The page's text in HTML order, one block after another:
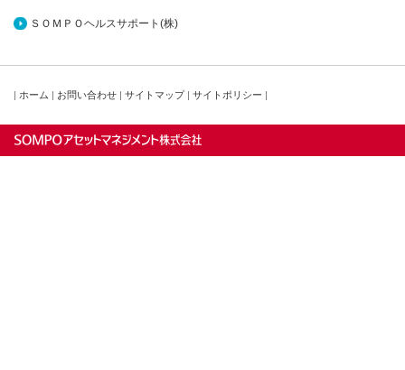
ＳＯＭＰＯヘルスサポート(株)
ホーム お問い合わせ サイトマップ サイトポリシー